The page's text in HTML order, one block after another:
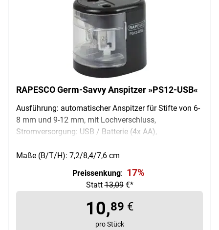
RAPESCO Germ-Savvy Anspitzer »PS12-USB«
Ausführung: automatischer Anspitzer für Stifte von 6-
8 mm und 9-12 mm, mit Lochverschluss,
Stromversorgung: USB / Batterie (4x AA),
Auffangbehälter aus Kunststoff, Farbe: schwarz /
transparent, Maße (B/T/H): 7,2 / 8,4 / 7,6 cm,
Lieferumfang: Bleistiftspitzmaschine, 2 Ersatzklingen,
USB-Kabel
Maße (B/T/H): 7,2/8,4/7,6 cm
Preissenkung: 17%
Statt13,09€*
10,89 €
pro Stück